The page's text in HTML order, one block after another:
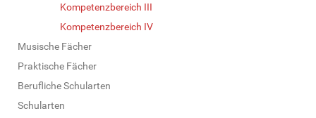
Kompetenzbereich III
Kompetenzbereich IV
Musische Fächer
Praktische Fächer
Berufliche Schularten
Schularten